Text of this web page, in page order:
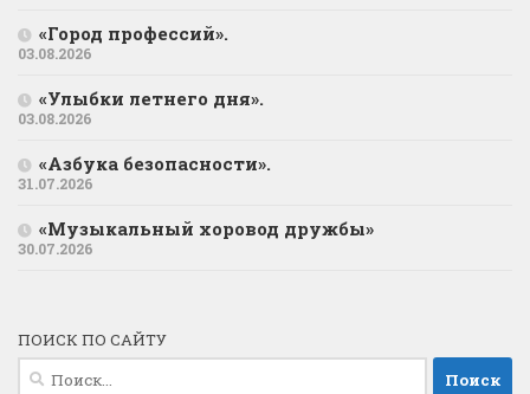
«Город профессий».
03.08.2026
«Улыбки летнего дня».
03.08.2026
«Азбука безопасности».
31.07.2026
«Музыкальный хоровод дружбы»
30.07.2026
ПОИСК ПО САЙТУ
Найти: